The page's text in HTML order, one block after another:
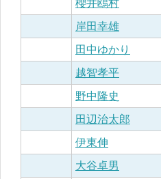
櫻井鴎村
岸田幸雄
田中ゆかり
越智孝平
野中隆史
田辺治太郎
伊東伸
大谷卓男